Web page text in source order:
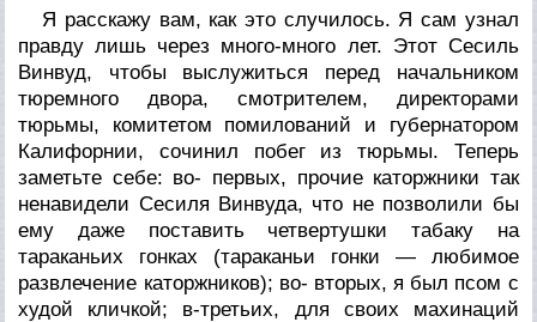
Я расскажу вам, как это случилось. Я сам узнал
правду лишь через много-много лет. Этот Сесиль
Винвуд, чтобы выслужиться перед начальником
тюремного двора, смотрителем, директорами
тюрьмы, комитетом помилований и губернатором
Калифорнии, сочинил побег из тюрьмы. Теперь
заметьте себе: во- первых, прочие каторжники так
ненавидели Сесиля Винвуда, что не позволили бы
ему даже поставить четвертушки табаку на
тараканьих гонках (тараканьи гонки — любимое
развлечение каторжников); во- вторых, я был псом с
худой кличкой; в-третьих, для своих махинаций